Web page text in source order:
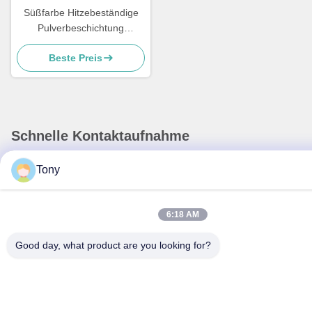
Süßfarbe Hitzebeständige
Pulverbeschichtung
Pulverfarbe für Metall-
Füntcher
Beste Preis
Schnelle Kontaktaufnahme
Anschrift
- Nein. Ich weiß nicht.38Huagang Road, Südgebiet,
86-18190826106
Tony
6:18 AM
Good day, what product are you looking for?